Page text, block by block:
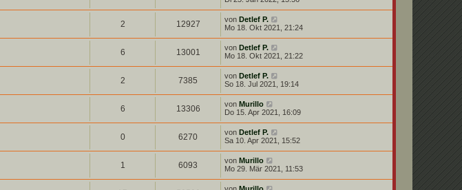
2 12927 von Detlef P.
Mo 18. Okt 2021, 21:24
6 13001 von Detlef P.
Mo 18. Okt 2021, 21:22
2 7385 von Detlef P.
So 18. Jul 2021, 19:14
6 13306 von Murillo
Do 15. Apr 2021, 16:09
0 6270 von Detlef P.
Sa 10. Apr 2021, 15:52
1 6093 von Murillo
Mo 29. Mär 2021, 11:53